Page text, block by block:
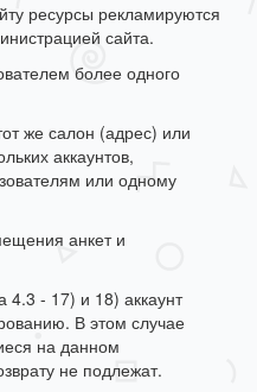
ресурсы рекламируются
сайта.
более одного
же салон (адрес) или
аккаунтов,
или одному
анкет и
4.3 - 17) и 18) аккаунт
В этом случае
на данном
не подлежат.